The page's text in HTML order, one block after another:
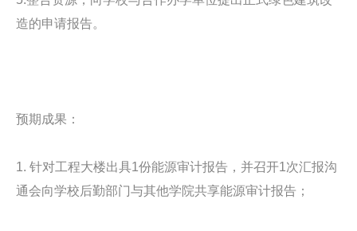
造的申请报告。
预期成果：
1. 针对工程大楼出具1份能源审计报告，并召开1次汇报沟
通会向学校后勤部门与其他学院共享能源审计报告；